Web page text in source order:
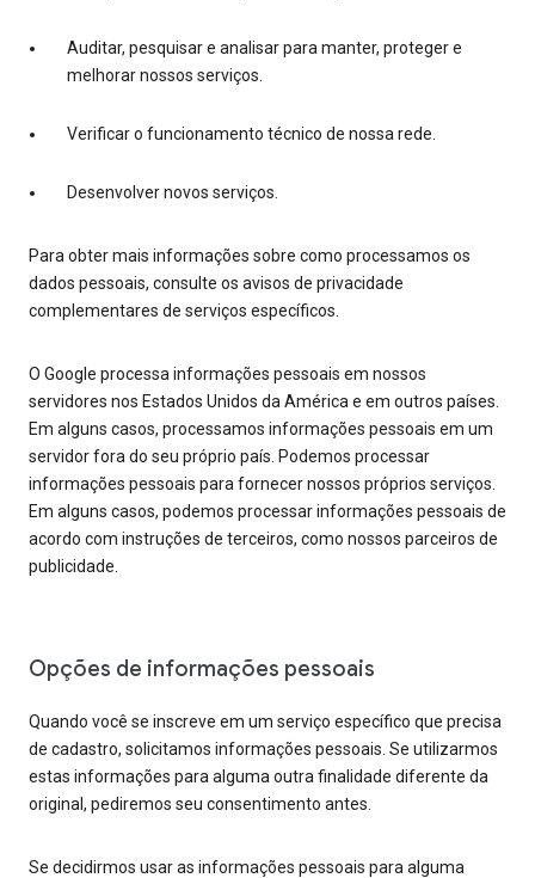
Auditar, pesquisar e analisar para manter, proteger e
melhorar nossos serviços.
Verificar o funcionamento técnico de nossa rede.
Desenvolver novos serviços.
Para obter mais informações sobre como processamos os
dados pessoais, consulte os avisos de privacidade
complementares de serviços específicos.
O Google processa informações pessoais em nossos
servidores nos Estados Unidos da América e em outros países.
Em alguns casos, processamos informações pessoais em um
servidor fora do seu próprio país. Podemos processar
informações pessoais para fornecer nossos próprios serviços.
Em alguns casos, podemos processar informações pessoais de
acordo com instruções de terceiros, como nossos parceiros de
publicidade.
Opções de informações pessoais
Quando você se inscreve em um serviço específico que precisa
de cadastro, solicitamos informações pessoais. Se utilizarmos
estas informações para alguma outra finalidade diferente da
original, pediremos seu consentimento antes.
Se decidirmos usar as informações pessoais para alguma